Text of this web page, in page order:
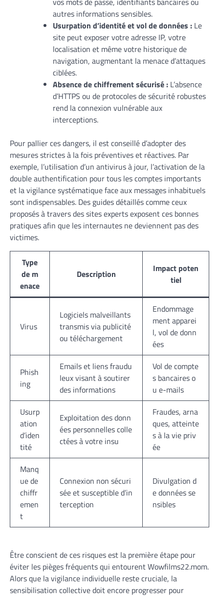
autres informations sensibles.
Usurpation d’identité et vol de données : Le
site peut exposer votre adresse IP, votre
localisation et même votre historique de
navigation, augmentant la menace d’attaques
ciblées.
Absence de chiffrement sécurisé : L’absence
d’HTTPS ou de protocoles de sécurité robustes
rend la connexion vulnérable aux
interceptions.
Pour pallier ces dangers, il est conseillé d’adopter des
mesures strictes à la fois préventives et réactives. Par
exemple, l’utilisation d’un antivirus à jour, l’activation de la
double authentification pour tous les comptes importants
et la vigilance systématique face aux messages inhabituels
sont indispensables. Des guides détaillés comme ceux
proposés à travers des sites experts exposent ces bonnes
pratiques afin que les internautes ne deviennent pas des
victimes.
Type
de m
enace
Description
Impact poten
tiel
Virus
Logiciels malveillants
transmis via publicité
ou téléchargement
Endommage
ment apparei
l, vol de donn
ées
Phish
ing
Emails et liens fraudu
leux visant à soutirer
des informations
Vol de compte
s bancaires o
u e-mails
Usurp
ation
d’iden
tité
Exploitation des donn
ées personnelles colle
ctées à votre insu
Fraudes, arna
ques, atteinte
s à la vie priv
ée
Manq
ue de
chiffr
emen
t
Connexion non sécuri
sée et susceptible d’in
terception
Divulgation d
e données se
nsibles
Être conscient de ces risques est la première étape pour
éviter les pièges fréquents qui entourent Wowfilms22.mom.
Alors que la vigilance individuelle reste cruciale, la
sensibilisation collective doit encore progresser pour